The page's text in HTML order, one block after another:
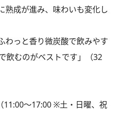
熟成が進み、味わいも変化し
わっと香り微炭酸で飲みやす
飲むのがベストです」（32
～17:00 ※土・日曜、祝